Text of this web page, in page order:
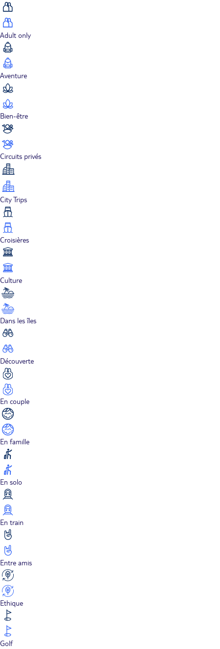
Adult only
Aventure
Bien-être
Circuits privés
City Trips
Croisières
Culture
Dans les îles
Découverte
En couple
En famille
En solo
En train
Entre amis
Ethique
Golf